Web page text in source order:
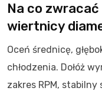
Na co
wiertnicy
Oceń średnicę,
chłodzenia. Dołóż
zakres RPM,